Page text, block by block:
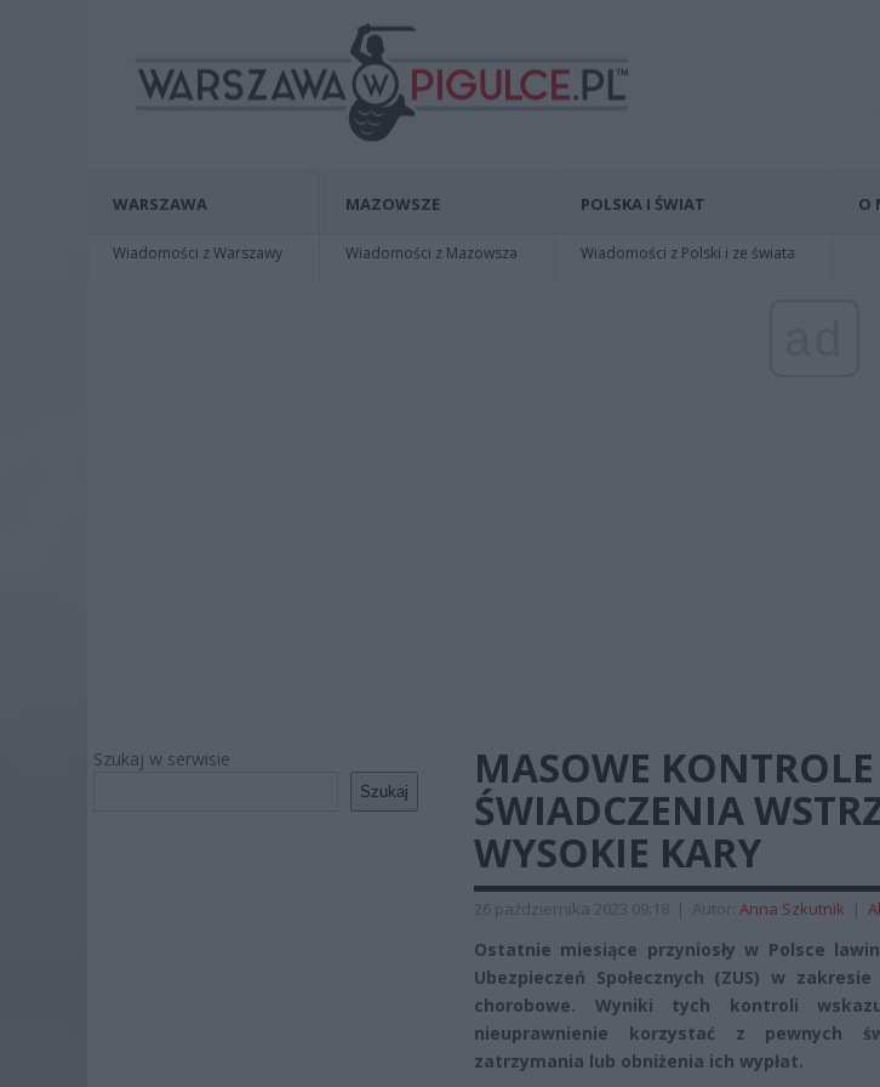
WARSZAWA
Wiadomości z Warszawy
MAZOWSZE
Wiadomości z Mazowsza
POLSKA I ŚWIAT
Wiadomości z Polski i ze świata
O
Szukaj w serwisie
Szukaj
MASOWE
ŚWIADCZENIA
WYSOKIE KARY
26 października 2023 09:18 | Autor: Anna Szkutnik |
Ostatnie miesiące przyniosły w Polsce
Ubezpieczeń Społecznych (ZUS) w
chorobowe. Wyniki tych kontroli
nieuprawnienie korzystać z pewnych
zatrzymania lub obniżenia ich wypłat.